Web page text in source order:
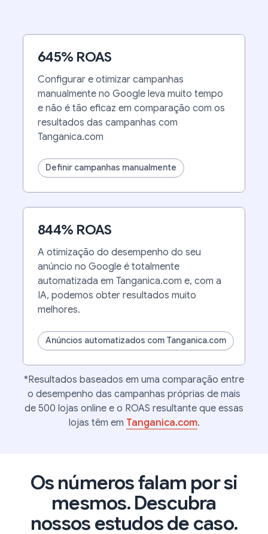
645% ROAS
Configurar e otimizar campanhas
manualmente no Google leva muito tempo
e não é tão eficaz em comparação com os
resultados das campanhas com
Tanganica.com
Definir campanhas manualmente
844% ROAS
A otimização do desempenho do seu
anúncio no Google é totalmente
automatizada em Tanganica.com e, com a
IA, podemos obter resultados muito
melhores.
Anúncios automatizados com Tanganica.com
*Resultados baseados em uma comparação entre
o desempenho das campanhas próprias de mais
de 500 lojas online e o ROAS resultante que essas
lojas têm em Tanganica.com.
Os números falam por si
mesmos. Descubra
nossos estudos de caso.